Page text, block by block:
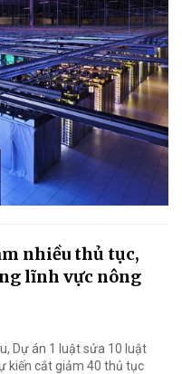
nhiều thủ tục,
lĩnh vực nông
Dự án 1 luật sửa 10 luật
kiến cắt giảm 40 thủ tục